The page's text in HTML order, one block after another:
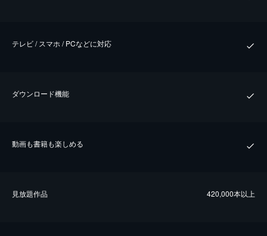
テレビ / スマホ / PCなどに対応
ダウンロード機能
動画も書籍も楽しめる
⾒放題作品 420,000本以上